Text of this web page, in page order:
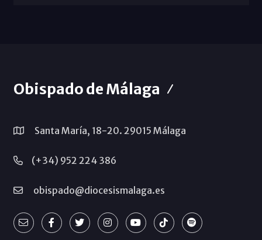
Obispado de Málaga
Santa María, 18-20. 29015 Málaga
(+34) 952 224 386
obispado@diocesismalaga.es